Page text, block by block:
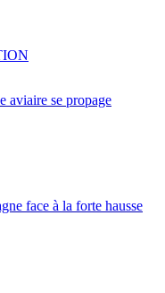
aviaire se propage
face à la forte hausse